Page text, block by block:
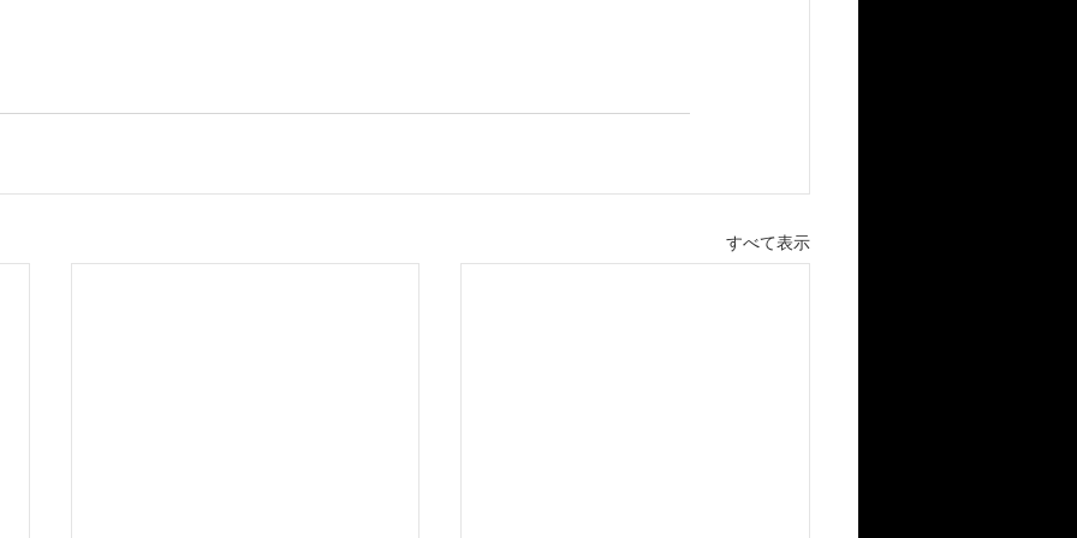
すべて表示